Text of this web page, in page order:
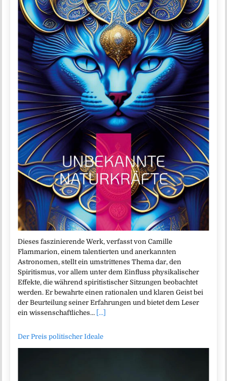
Dieses faszinierende Werk, verfasst von Camille
Flammarion, einem talentierten und anerkannten
Astronomen, stellt ein umstrittenes Thema dar, den
Spiritismus, vor allem unter dem Einfluss physikalischer
Effekte, die während spiritistischer Sitzungen beobachtet
werden. Er bewahrte einen rationalen und klaren Geist bei
der Beurteilung seiner Erfahrungen und bietet dem Leser
ein wissenschaftliches… [...]
Der Preis politischer Ideale